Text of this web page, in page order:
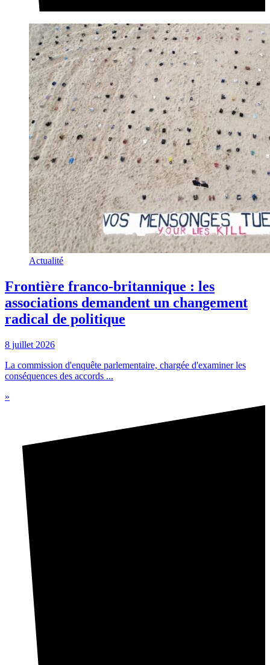
Actualité
Frontière franco-britannique : les
associations demandent un changement
radical de politique
8 juillet 2026
La commission d'enquête parlementaire, chargée d'examiner les
conséquences des accords ...
»